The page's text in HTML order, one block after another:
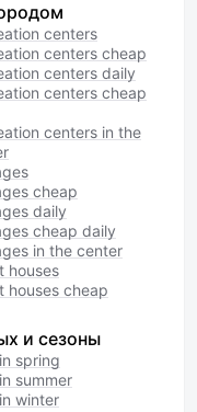
centers
centers cheap
centers daily
centers cheap
centers in the
cheap
daily
cheap daily
in the center
houses
houses cheap
и сезоны
spring
summer
winter